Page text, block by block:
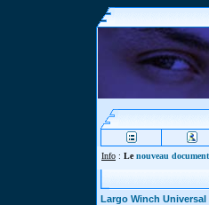
Info : Lenouveau
Largo Winch